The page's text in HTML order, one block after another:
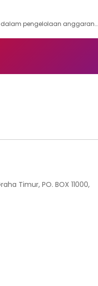
pengelolaan anggaran…
Timur, PO. BOX 11000,